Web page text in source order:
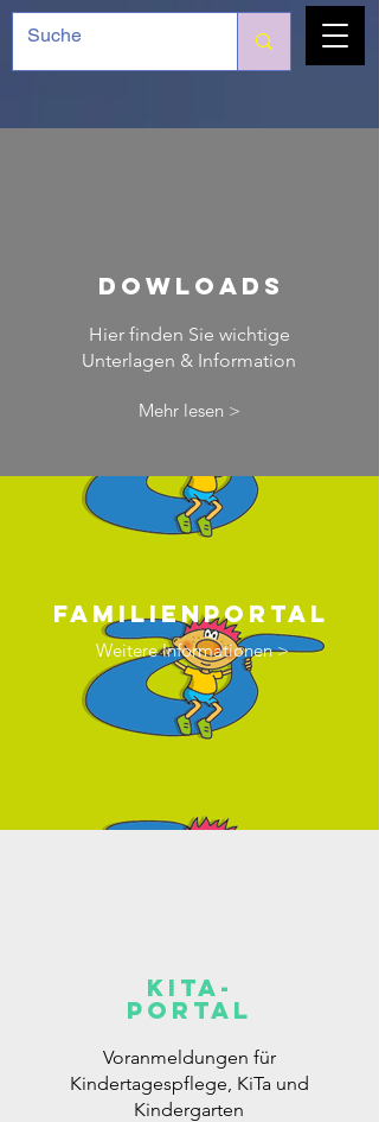
Dowloads
Hier finden Sie wichtige
Unterlagen & Information
Mehr lesen >
FamilienPortal
Weitere Informationen >
Kita-
Portal
Voranmeldungen für
Kindertagespflege, KiTa und
Kindergarten